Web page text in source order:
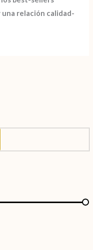
una relación calidad-